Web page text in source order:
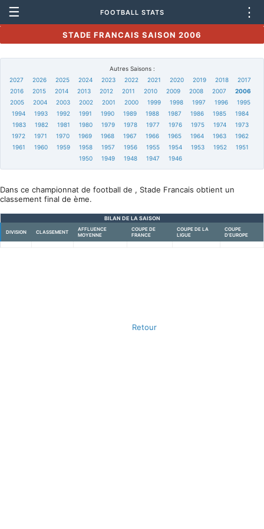
☰ FOOTBALL STATS ⋮
STADE FRANCAIS SAISON 2006
Autres Saisons :
2027
2026 2025 2024 2023 2022 2021 2020 2019 2018
2017
2016
2015 2014 2013 2012 2011 2010 2009 2008 2007
2006
2005
2004 2003 2002 2001 2000 1999 1998 1997 1996
1995
1994
1993 1992 1991 1990 1989 1988 1987 1986 1985
1984
1983
1982 1981 1980 1979 1978 1977 1976 1975 1974
1973
1972
1971 1970 1969 1968 1967 1966 1965 1964 1963
1962
1961
1960 1959 1958 1957 1956 1955 1954 1953 1952
1951
1950
1949 1948 1947 1946
Dans ce championnat de football de , Stade Francais obtient un
classement final de ème.
BILAN DE LA SAISON
DIVISION CLASSEMENT
AFFLUENCE
MOYENNE
COUPE DE
FRANCE
COUPE DE LA
LIGUE
COUPE
D'EUROPE
Retour